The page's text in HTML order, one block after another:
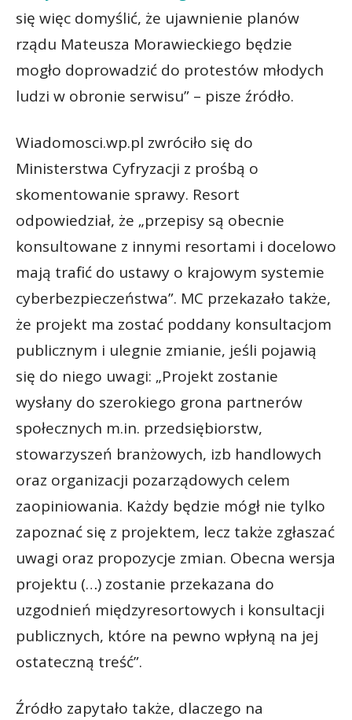
się więc domyślić, że ujawnienie planów
rządu Mateusza Morawieckiego będzie
mogło doprowadzić do protestów młodych
ludzi w obronie serwisu” – pisze źródło.
Wiadomosci.wp.pl zwróciło się do
Ministerstwa Cyfryzacji z prośbą o
skomentowanie sprawy. Resort
odpowiedział, że „przepisy są obecnie
konsultowane z innymi resortami i docelowo
mają trafić do ustawy o krajowym systemie
cyberbezpieczeństwa”. MC przekazało także,
że projekt ma zostać poddany konsultacjom
publicznym i ulegnie zmianie, jeśli pojawią
się do niego uwagi: „Projekt zostanie
wysłany do szerokiego grona partnerów
społecznych m.in. przedsiębiorstw,
stowarzyszeń branżowych, izb handlowych
oraz organizacji pozarządowych celem
zaopiniowania. Każdy będzie mógł nie tylko
zapoznać się z projektem, lecz także zgłaszać
uwagi oraz propozycje zmian. Obecna wersja
projektu (…) zostanie przekazana do
uzgodnień międzyresortowych i konsultacji
publicznych, które na pewno wpłyną na jej
ostateczną treść”.
Źródło zapytało także, dlaczego na